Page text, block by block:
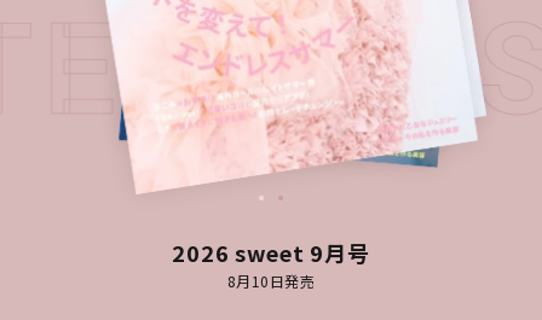
2026 sweet 9月号
8月10日発売